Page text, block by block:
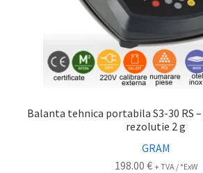
Balanta tehnica portabila S3-30 RS
rezolutie 2 g
GRAM
198.00 € + TVA / *ExW